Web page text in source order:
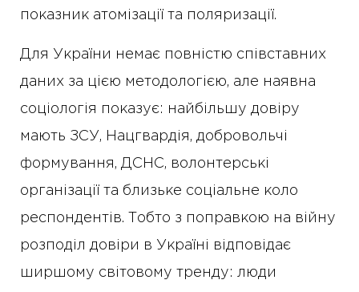
показник атомізації та поляризації.
Для України немає повністю співставних
даних за цією методологією, але наявна
соціологія показує: найбільшу довіру
мають ЗСУ, Нацгвардія, добровольчі
формування, ДСНС, волонтерські
організації та близьке соціальне коло
респондентів. Тобто з поправкою на війну
розподіл довіри в Україні відповідає
ширшому світовому тренду: люди